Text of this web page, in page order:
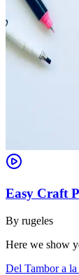
Easy Craft
By rugeles
Here we show
Del Tambor a la